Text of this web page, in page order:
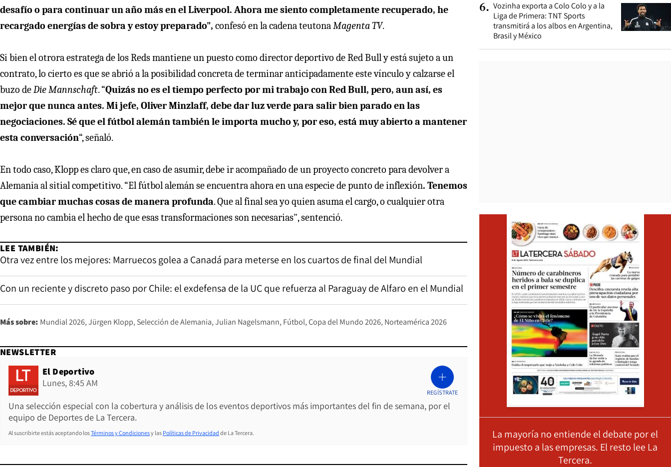
desafío o para continuar un año más en el Liverpool. Ahora me siento completamente recuperado, he
recargado energías de sobra y estoy preparado", confesó en la cadena teutonaMagenta TV.
Si bien el otrora estratega de los Reds mantiene un puesto como director deportivo de Red Bull y está sujeto a un
contrato, lo cierto es que se abrió a la posibilidad concreta de terminar anticipadamente este vínculo y calzarse el
buzo deDie Mannschaft. “Quizás no es el tiempo perfecto por mi trabajo con Red Bull, pero, aun así, es
mejor que nunca antes. Mi jefe, Oliver Minzlaff, debe dar luz verde para salir bien parado en las
negociaciones. Sé que el fútbol alemán también le importa mucho y, por eso, está muy abierto a mantener
esta conversación“, señaló.
En todo caso, Klopp es claro que, en caso de asumir, debe ir acompañado de un proyecto concreto para devolver a
Alemania al sitial competitivo. “El fútbol alemán se encuentra ahora en una especie de punto de inflexión. Tenemos
que cambiar muchas cosas de manera profunda. Que al final sea yo quien asuma el cargo, o cualquier otra
persona no cambia el hecho de que esas transformaciones son necesarias", sentenció.
LEE TAMBIÉN:
Otra vez entre los mejores: Marruecos golea a Canadá para meterse en los cuartos de final del Mundial
Con un reciente y discreto paso por Chile: el exdefensa de la UC que refuerza al Paraguay de Alfaro en el Mundial
Más sobre: Mundial 2026 Jürgen Klopp Selección de Alemania Julian Nagelsmann Fútbol Copa del Mundo 2026 Norteamérica 2026
NEWSLETTER
El Deportivo
Lunes, 8:45 AM
Una selección especial con la cobertura y análisis de los eventos deportivos más importantes del fin de semana, por el
equipo de Deportes de La Tercera.
REGÍSTRATE
Al suscribirte estás aceptando losTérminos y Condicionesy las Políticas de Privacidad de La Tercera.
6. Vozinha exporta a Colo Colo y a la
Liga de Primera: TNT Sports
transmitirá a los albos en Argentina,
Brasil y México
La mayoría no entiende el debate por el
impuesto a las empresas. El resto lee La
Tercera.